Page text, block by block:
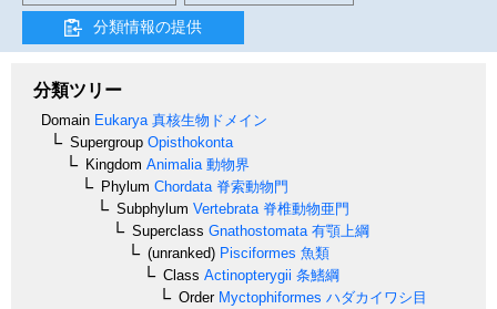
分類情報の提供
分類ツリー
Domain Eukarya 真核生物ドメイン
Supergroup Opisthokonta
Kingdom Animalia 動物界
Phylum Chordata 脊索動物門
Subphylum Vertebrata 脊椎動物亜門
Superclass Gnathostomata 有顎上綱
(unranked) Pisciformes 魚類
Class Actinopterygii 条鰭綱
OrderMyctophiformes ハダカイワシ目